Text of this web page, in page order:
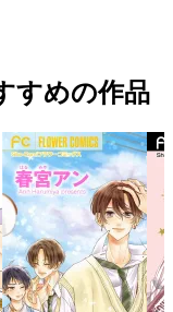
すめの作品